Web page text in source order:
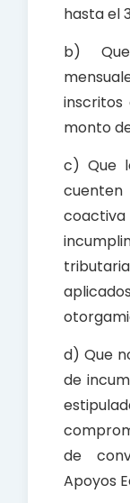
hasta el
b)
inscritos
monto
c) Que
d) Que
de
de
Apoyos